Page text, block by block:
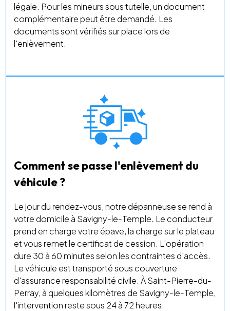
légale. Pour les mineurs sous tutelle, un document
complémentaire peut être demandé. Les
documents sont vérifiés sur place lors de
l'enlèvement.
Comment se passe l'enlèvement du
véhicule ?
Le jour du rendez-vous, notre dépanneuse se rend à
votre domicile à Savigny-le-Temple. Le conducteur
prend en charge votre épave, la charge sur le plateau
et vous remet le certificat de cession. L'opération
dure 30 à 60 minutes selon les contraintes d'accès.
Le véhicule est transporté sous couverture
d'assurance responsabilité civile. À Saint-Pierre-du-
Perray, à quelques kilomètres de Savigny-le-Temple,
l'intervention reste sous 24 à 72 heures.